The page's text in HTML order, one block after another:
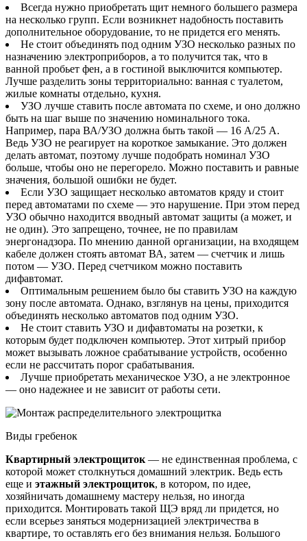
Всегда нужно приобретать щит немного большего размера
на несколько групп. Если возникнет надобность поставить
дополнительное оборудование, то не придется его менять.
Не стоит объединять под одним УЗО несколько разных по
назначению электроприборов, а то получится так, что в
ванной пробьет фен, а в гостиной выключится компьютер.
Лучше разделить зоны территориально: ванная с туалетом,
жилые комнаты отдельно, кухня.
УЗО лучше ставить после автомата по схеме, и оно должно
быть на шаг выше по значению номинального тока.
Например, пара ВА/УЗО должна быть такой — 16 А/25 А.
Ведь УЗО не реагирует на короткое замыкание. Это должен
делать автомат, поэтому лучше подобрать номинал УЗО
больше, чтобы оно не перегорело. Можно поставить и равные
значения, большой ошибки не будет.
Если УЗО защищает несколько автоматов кряду и стоит
перед автоматами по схеме — это нарушение. При этом перед
УЗО обычно находится вводный автомат защиты (а может, и
не один). Это запрещено, точнее, не по правилам
энергонадзора. По мнению данной организации, на входящем
кабеле должен стоять автомат ВА, затем — счетчик и лишь
потом — УЗО. Перед счетчиком можно поставить
дифавтомат.
Оптимальным решением было бы ставить УЗО на каждую
зону после автомата. Однако, взглянув на цены, приходится
объединять несколько автоматов под одним УЗО.
Не стоит ставить УЗО и дифавтоматы на розетки, к
которым будет подключен компьютер. Этот хитрый прибор
может вызывать ложное срабатывание устройств, особенно
если не рассчитать порог срабатывания.
Лучше приобретать механическое УЗО, а не электронное
— оно надежнее и не зависит от работы сети.
Виды гребенок
Квартирный электрощиток — не единственная проблема, с
которой может столкнуться домашний электрик. Ведь есть
еще и этажный электрощиток, в котором, по идее,
хозяйничать домашнему мастеру нельзя, но иногда
приходится. Монтировать такой ЩЭ вряд ли придется, но
если всерьез заняться модернизацией электричества в
квартире, то оставлять его без внимания нельзя. Большого